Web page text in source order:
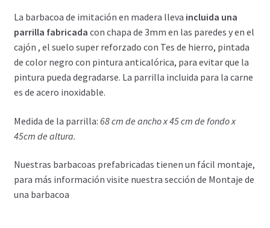
La barbacoa de imitación en madera lleva incluida una
parrilla fabricada con chapa de 3mm en las paredes y en el
cajón , el suelo super reforzado con Tes de hierro, pintada
de color negro con pintura anticalórica, para evitar que la
pintura pueda degradarse. La parrilla incluida para la carne
es de acero inoxidable.
Medida de la parrilla: 68 cm de ancho x 45 cm de fondo x
45cm de altura.
Nuestras barbacoas prefabricadas tienen un fácil montaje,
para más información visite nuestra sección de Montaje de
una barbacoa